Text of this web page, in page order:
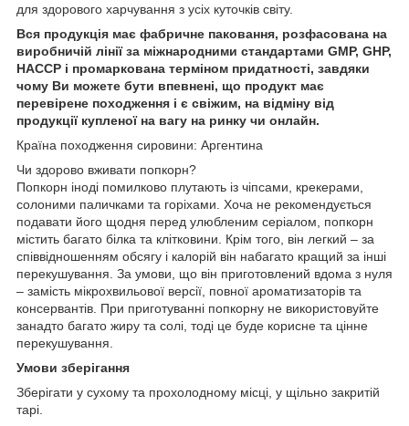
для здорового харчування з усіх куточків світу.
Вся продукція має фабричне паковання, розфасована на
виробничій лінії за міжнародними стандартами GMP, GHP,
HACCP і промаркована терміном придатності, завдяки
чому Ви можете бути впевнені, що продукт має
перевірене походження і є свіжим, на відміну від
продукції купленої на вагу на ринку чи онлайн.
Країна походження сировини: Аргентина
Чи здорово вживати попкорн?
Попкорн іноді помилково плутають із чіпсами, крекерами,
солоними паличками та горіхами. Хоча не рекомендується
подавати його щодня перед улюбленим серіалом, попкорн
містить багато білка та клітковини. Крім того, він легкий – за
співвідношенням обсягу і калорій він набагато кращий за інші
перекушування. За умови, що він приготовлений вдома з нуля
– замість мікрохвильової версії, повної ароматизаторів та
консервантів. При приготуванні попкорну не використовуйте
занадто багато жиру та солі, тоді це буде корисне та цінне
перекушування.
Умови зберігання
Зберігати у сухому та прохолодному місці, у щільно закритій
тарі.